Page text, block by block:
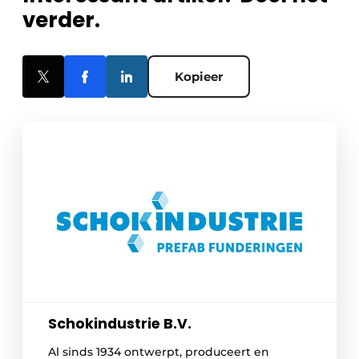
verder.
Kopieer
Schokindustrie B.V.
Al sinds 1934 ontwerpt, produceert en